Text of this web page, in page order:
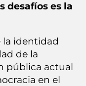
desafíos es la
la identidad
de la
pública actual
en el